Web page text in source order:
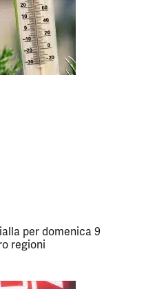
per domenica 9
regioni